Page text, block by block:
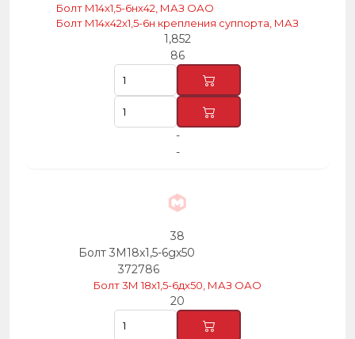
Болт М14х1,5-6нх42, МАЗ ОАО
Болт М14х42х1,5-6н крепления суппорта, МАЗ
1,852
86
-
-
38
Болт 3М18х1,5-6gх50
372786
Болт 3М 18х1,5-6дх50, МАЗ ОАО
20